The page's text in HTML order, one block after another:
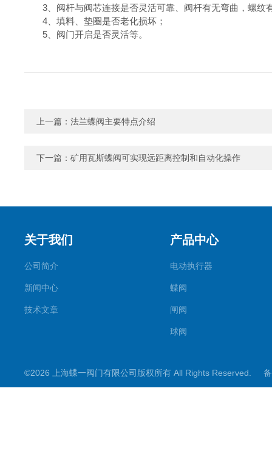
3、阀杆与阀芯连接是否灵活可靠、阀杆有无弯曲，螺纹
4、填料、垫圈是否老化损坏；
5、阀门开启是否灵活等。
上一篇： 法兰蝶阀主要特点介绍
下一篇： 矿用瓦斯蝶阀可实现远距离控制和自动化操作
关于我们
公司简介
新闻中心
技术文章
产品中心
电动执行器
蝶阀
闸阀
球阀
截止阀
©2026 上海蝶一阀门有限公司版权所有 All Rights Reserved.